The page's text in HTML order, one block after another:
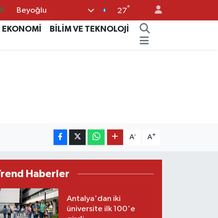
Beyoğlu 27°
EKONOMİ
BİLİM VE TEKNOLOJİ
A- A+
Haberler
Antalya'dan iki
üniversite ilk 100'e